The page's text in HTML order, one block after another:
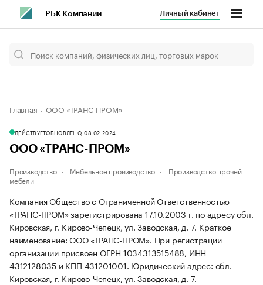
РБК Компании Личный кабинет
Главная ООО «ТРАНС-ПРОМ»
ДЕЙСТВУЕТОБНОВЛЕНО, 08.02.2024
ООО «ТРАНС-ПРОМ»
Производство Мебельное производство
Производство прочей
мебели
Компания Общество с Ограниченной Ответственностью
«ТРАНС-ПРОМ» зарегистрирована 17.10.2003 г. по адресу обл.
Кировская, г. Кирово-Чепецк, ул. Заводская, д. 7. Краткое
наименование: ООО «ТРАНС-ПРОМ». При регистрации
организации присвоен ОГРН 1034313515488, ИНН
4312128035 и КПП 431201001. Юридический адрес: обл.
Кировская, г. Кирово-Чепецк, ул. Заводская, д. 7.